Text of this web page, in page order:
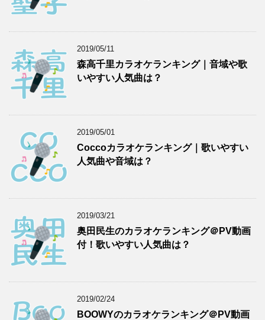
2019/05/11
森高千里カラオケランキング｜音域や歌
いやすい人気曲は？
2019/05/01
Coccoカラオケランキング｜歌いやすい
人気曲や音域は？
2019/03/21
奥田民生のカラオケランキング＠PV動画
付！歌いやすい人気曲は？
2019/02/24
BOOWYのカラオケランキング＠PV動画